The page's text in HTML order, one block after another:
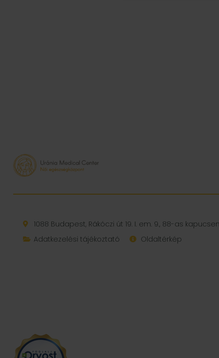
1088 Budapest, Rákóczi út 19. I. em. 9., 88-as
Adatkezelési tájékoztató
Oldaltérkép